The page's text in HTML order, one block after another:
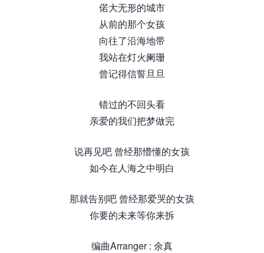
偌大无形的城市
从前的那个女孩
向往了沿海地带
我站在灯火阑珊
曾记得信誓旦旦
错过的不回头看
亲爱的我们把梦做完
说再见吧 曾经那懵懂的女孩
如今在人海之中明白
那就告别吧 曾经那爱哭的女孩
你要的未来等你来拆
编曲Arranger : 余真